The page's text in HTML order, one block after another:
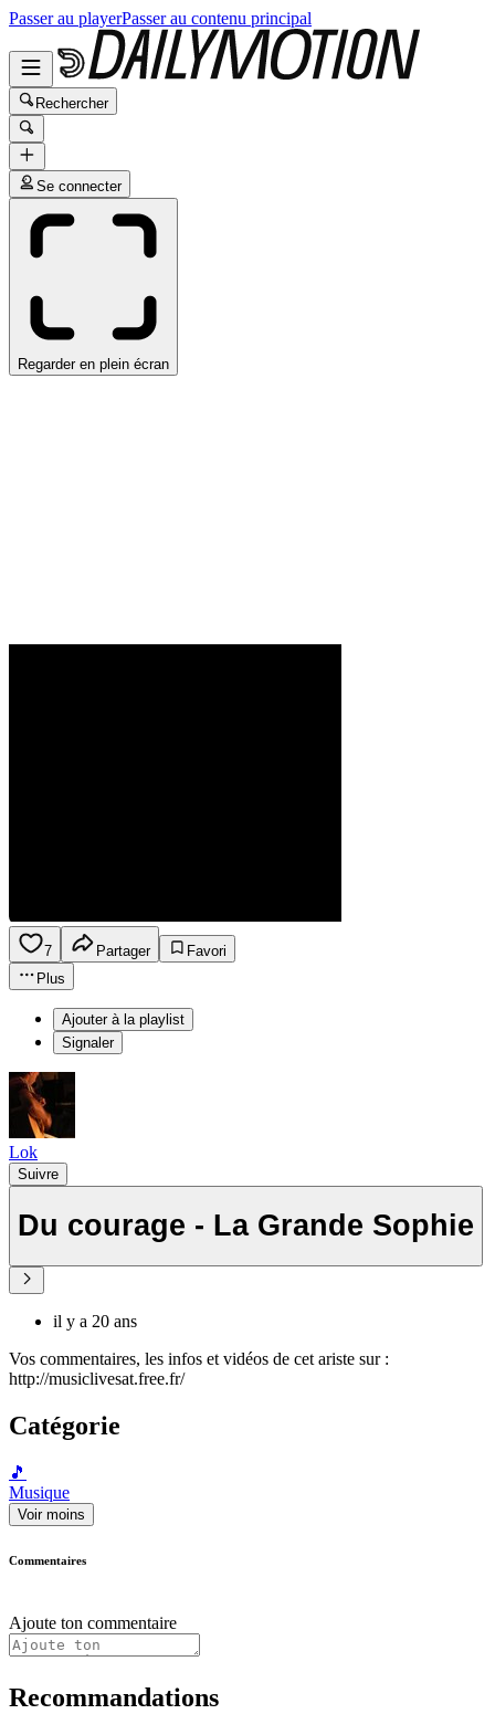
Passer au playerPasser au contenu principal
Rechercher
Se connecter
Regarder en plein écran
7 Partager
Favori
Plus
Ajouter à la playlist
Signaler
Lok
Suivre
Du courage - La Grande Sophie
il y a 20 ans
Vos commentaires, les infos et vidéos de cet ariste sur :
http://musiclivesat.free.fr/
Catégorie
🎵
Musique
Voir moins
Commentaires
Ajoute ton commentaire
Recommandations